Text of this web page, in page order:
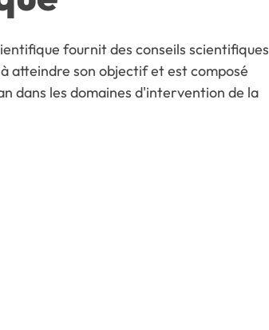
fournit des conseils scientifiques
atteindre son objectif et est composé
dans les domaines d'intervention de la